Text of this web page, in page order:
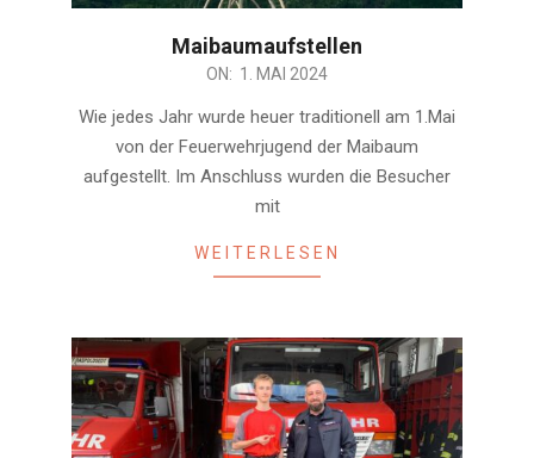
Maibaumaufstellen
ON: 1. MAI 2024
Wie jedes Jahr wurde heuer traditionell am 1.Mai
von der Feuerwehrjugend der Maibaum
aufgestellt. Im Anschluss wurden die Besucher
mit
WEITERLESEN